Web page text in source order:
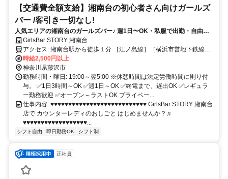
【交通費全額支給】湘南台の初心者さん向けガールズ
バー /客引き一切なし!
人気エリアの湘南台のガールズバー♪ 週1日〜OK・私服で出勤・自由シ
フト・毎日全額日払い！ 未経験でも、楽しみながらしっかり稼げる☆ ち
ょっと背伸びしたいあなたにぴったりな場所、できました◎
GirlsBar STORY 湘南台
アクセス: 湘南台駅から徒歩１分 ［江ノ島線］［横浜市営地下鉄線］
▰▰▰▰▰▰▰▰▰▰▰▰▰▰▰▰▰▰▰▰▰▰ アクセス抜群！湘南台駅から徒
歩1分♪ 小田急江ノ島線／相鉄いずみ野線 横浜市営地下鉄ブルーライ
ンの3路線が交わる 「湘南台駅」から徒歩わずか1分！ 通勤ラクラク
で 駅チカなのに落ち着いた雰囲気のエリアだから 帰り道も安心です
◎ 系列店も複数展開中！ 「戸塚店」「綱島店」「鶴見店」「姉
STORY綱島店」 「新丸子店」「中山店」など、 あなたのライフスタ
イルや通いやすさに 合わせて選べるのもポイント♪
▄▀▄▀▄▀▄▀▄▀▄▀▄▀▄▀▄▀▄▀▄▀▄▀▄▀▄▀▄▀
時給2,500円以上
神奈川県藤沢市
勤務時間・曜日: 19:00～翌5:00 ※休憩時間は法定労働時間に則り付
与。 ✅1日3時間～OK ✅週1日～OK ✅終電まで、遅出OK ✅レギュラ
ー勤務歓迎 ✅オープン～ラストOK プライベー...
仕事内容: ♥♥♥♥♥♥♥♥♥♥♥♥♥♥♥♥♥♥♥♥♥♥♥♥♥♥♥ GirlsBar STORY 湘南台
店で カウンターレディのおしごと はじめませんか？♬
♥♥♥♥♥♥♥♥♥♥♥♥♥♥♥♥♥♥...
シフト自由 即日勤務OK シフト制
正社員